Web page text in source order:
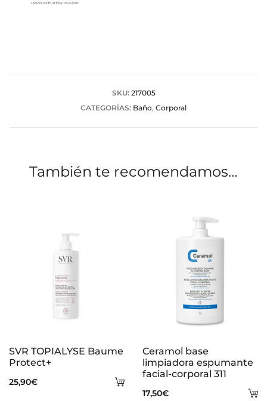
SKU: 217005
CATEGORÍAS: Baño, Corporal
También te recomendamos…
Añadir
SVR TOPIALYSE Baume
Protect+
25,90€
Ceramol base
limpiadora espumante
facial-corporal 311
17,50€